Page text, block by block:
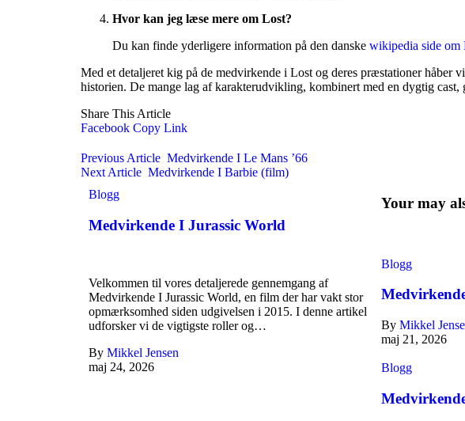
Hvor kan jeg læse mere om Lost?
Du kan finde yderligere information på den danske wikipedia side om
Med et detaljeret kig på de medvirkende i Lost og deres præstationer håber
historien. De mange lag af karakterudvikling, kombinert med en dygtig
Share This Article
Facebook Copy Link
Previous Article Medvirkende I Le Mans ’66
Next Article Medvirkende I Barbie (film)
Blogg
Medvirkende I Jurassic World
Velkommen til vores detaljerede gennemgang af
Medvirkende I Jurassic World, en film der har vakt stor
opmærksomhed siden udgivelsen i 2015. I denne artikel
udforsker vi de vigtigste roller og…
By Mikkel Jensen
maj 24, 2026
Your may
Blogg
By Mikkel
maj 21, 2026
Blogg